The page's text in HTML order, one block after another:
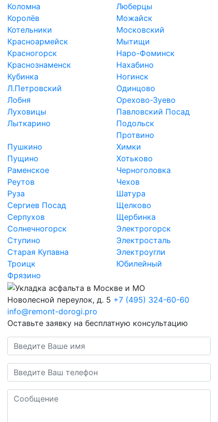
Коломна
Королёв
Котельники
Красноармейск
Красногорск
Краснознаменск
Кубинка
Л.Петровский
Лобня
Луховицы
Лыткарино
Люберцы
Можайск
Московский
Мытищи
Наро-Фоминск
Нахабино
Ногинск
Одинцово
Орехово-Зуево
Павловский Посад
Подольск
Протвино
Пушкино
Пущино
Раменское
Реутов
Руза
Сергиев Посад
Серпухов
Солнечногорск
Ступино
Старая Купавна
Троицк
Фрязино
Химки
Хотьково
Черноголовка
Чехов
Шатура
Щелково
Щербинка
Электрогорск
Электросталь
Электроугли
Юбилейный
Новолесной переулок, д. 5 +7 (495) 324-60-60
info@remont-dorogi.pro
Оставьте заявку на бесплатную консультацию